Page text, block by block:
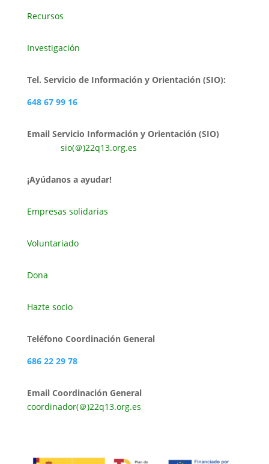
Recursos
Investigación
Tel. Servicio de Información y Orientación (SIO):
648 67 99 16
Email Servicio Información y Orientación (SIO)
sio(＠)22q13.org.es
¡Ayúdanos a ayudar!
Empresas solidarias
Voluntariado
Dona
Hazte socio
Teléfono Coordinación General
686 22 29 78
Email Coordinación General
coordinador(＠)22q13.org.es